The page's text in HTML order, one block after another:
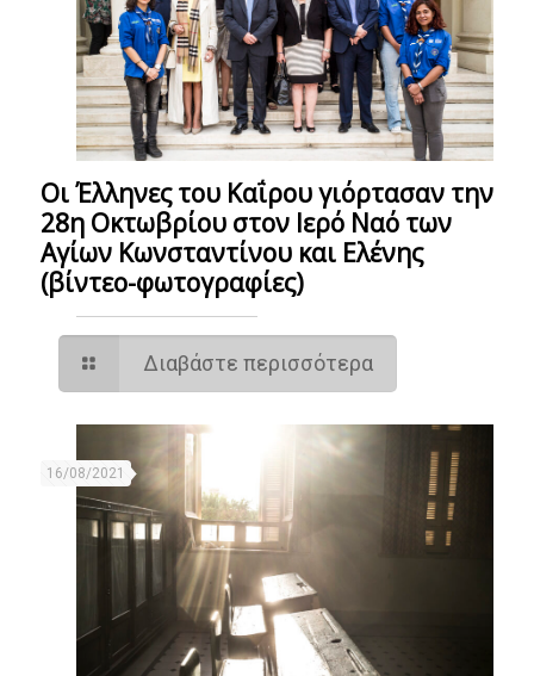
Οι Έλληνες του Καΐρου γιόρτασαν την
28η Οκτωβρίου στον Ιερό Ναό των
Αγίων Κωνσταντίνου και Ελένης
(βίντεο-φωτογραφίες)
Διαβάστε περισσότερα
16/08/2021